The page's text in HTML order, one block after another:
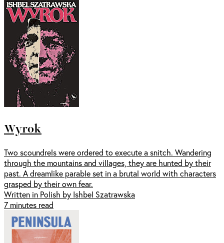
Wyrok
Two scoundrels were ordered to execute a snitch. Wandering
through the mountains and villages, they are hunted by their
past. A dreamlike parable set in a brutal world with characters
grasped by their own fear.
Written in Polish by Ishbel Szatrawska
7 minutes read